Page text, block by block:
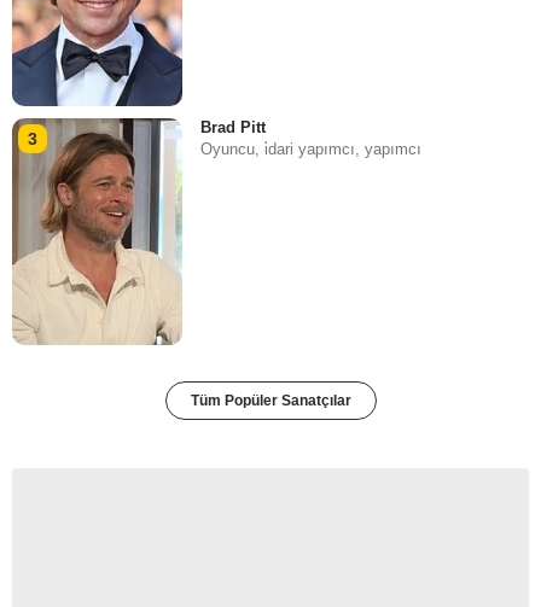
3
Brad Pitt
Oyuncu, i̇dari yapımcı, yapımcı
Tüm Popüler Sanatçılar